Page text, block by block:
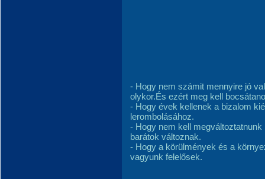
- Hogy nem számit mennyire jó
olykor.És ezért meg kell
- Hogy évek kellenek a bizalom
lerombolásához.
- Hogy nem kell
barátok változnak.
- Hogy a körülmények és a
vagyunk felelősek.